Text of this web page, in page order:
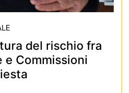
del rischio fra
e Commissioni